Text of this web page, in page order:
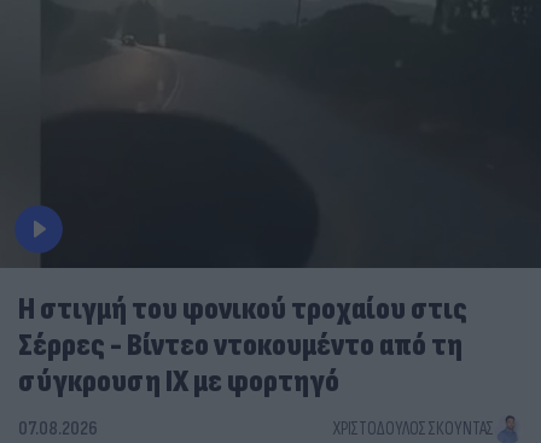
Η στιγμή του φονικού τροχαίου στις
Σέρρες - Βίντεο ντοκουμέντο από τη
σύγκρουση ΙΧ με φορτηγό
07.08.2026 ΧΡΙΣΤΌΔΟΥΛΟΣ ΣΚΟΎΝΤΑΣ